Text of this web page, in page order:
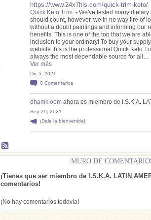
https://www.24x7hls.com/quick-trim-keto/
Quick Keto Trim :- We've tested many
should count, however, we in no way tire of
without a doubt paintings and informing our
benefits. This is one of the top that we are
inclusion to your ordinary! To buy your
website this is the professional Quick Keto
always the most dependable source for all…
Ver más
Dic 5, 2021
0 Comentarios
dhamkioom ahora es miembro de I.S.K.A.
Sep 29, 2021
¡Dale la bienvenida!
MURO DE
¡Tienes que ser miembro de I.S.K.A. LATIN
comentarios!
¡No hay comentarios todavía!